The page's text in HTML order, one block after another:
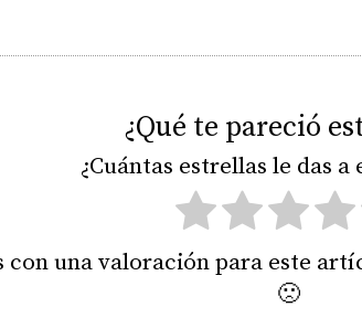
¿Qué te pareció
¿Cuántas estrellas le das
con una valoración para este
🙁